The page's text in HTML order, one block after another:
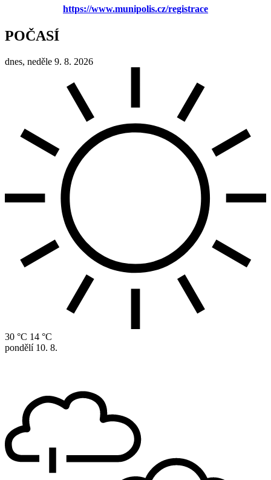
https://www.munipolis.cz/registrace
POČASÍ
dnes, neděle 9. 8. 2026
30 °C 14 °C
pondělí 10. 8.